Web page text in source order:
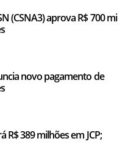
(CSNA3) aprova R$ 700 mi
novo pagamento de
R$ 389 milhões em JCP;